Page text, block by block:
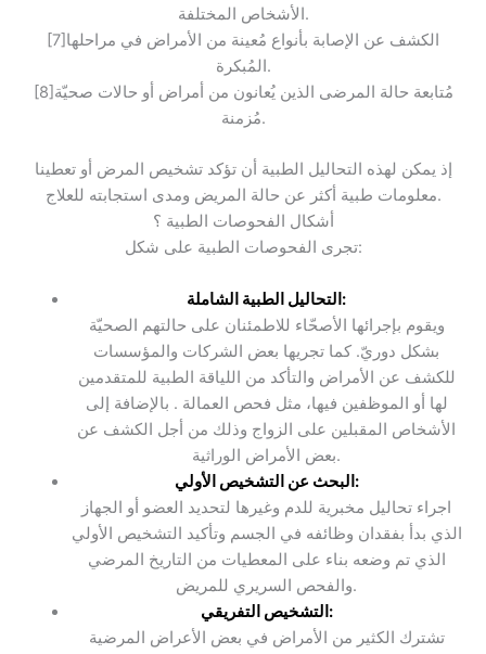
الأشخاص المختلفة.
[7]الكشف عن الإصابة بأنواع مُعينة من الأمراض في مراحلها
المُبكرة.
[8]مُتابعة حالة المرضى الذين يُعانون من أمراض أو حالات صحيّة
مُزمنة.
إذ يمكن لهذه التحاليل الطبية أن تؤكد تشخيص المرض أو تعطينا
معلومات طبية أكثر عن حالة المريض ومدى استجابته للعلاج.
أشكال الفحوصات الطبية ؟
تجرى الفحوصات الطبية على شكل:
التحاليل الطبية الشاملة:
ويقوم بإجرائها الأصحّاء للاطمئنان على حالتهم الصحيّة
بشكل دوريّ. كما تجريها بعض الشركات والمؤسسات
للكشف عن الأمراض والتأكد من اللياقة الطبية للمتقدمين
لها أو الموظفين فيها، مثل فحص العمالة . بالإضافة إلى
الأشخاص المقبلين على الزواج وذلك من أجل الكشف عن
بعض الأمراض الوراثية.
البحث عن التشخيص الأولي:
اجراء تحاليل مخبرية للدم وغيرها لتحديد العضو أو الجهاز
الذي بدأ بفقدان وظائفه في الجسم وتأكيد التشخيص الأولي
الذي تم وضعه بناء على المعطيات من التاريخ المرضي
والفحص السريري للمريض.
التشخيص التفريقي:
تشترك الكثير من الأمراض في بعض الأعراض المرضية